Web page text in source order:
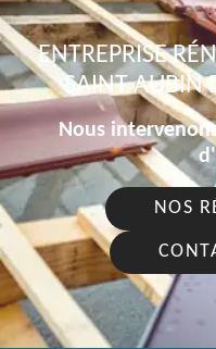
ENTREPRISE
SAINT AUBIN
Nous
NOS